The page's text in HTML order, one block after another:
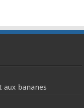
aux bananes